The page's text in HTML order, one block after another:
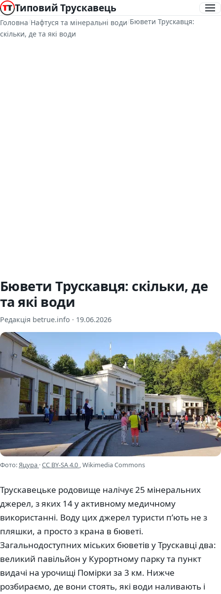
Типовий Трускавець
Головна/Нафтуся та мінеральні води/Бювети Трускавця:
скільки, де та які води
Бювети Трускавця: скільки, де
та які води
Редакція betrue.info · 19.06.2026
Фото:Яцура ·CC BY-SA 4.0 , Wikimedia Commons
Трускавецьке родовище налічує 25 мінеральних
джерел, з яких 14 у активному медичному
використанні. Воду цих джерел туристи п’ють не з
пляшки, а просто з крана в бюветі.
Загальнодоступних міських бюветів у Трускавці два:
великий павільйон у Курортному парку та пункт
видачі на урочищі Помірки за 3 км. Нижче
розбираємо, де вони стоять, які води наливають і